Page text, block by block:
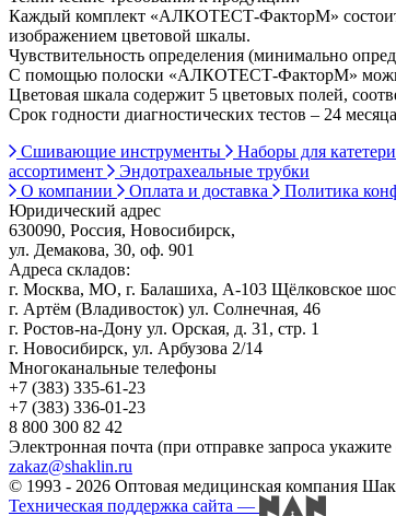
Каждый комплект «АЛКОТЕСТ-ФакторМ» состоит
изображением цветовой шкалы.
Чувствительность определения (минимально
С помощью полоски «АЛКОТЕСТ-ФакторМ» можно
Цветовая шкала содержит 5 цветовых полей,
Срок годности диагностических тестов – 24
Сшивающие инструменты
Наборы для
ассортимент
Эндотрахеальные трубки
О компании
Оплата и доставка Политика
Юридический адрес
630090, Россия, Новосибирск,
ул. Демакова, 30, оф. 901
Адреса складов:
г. Москва, МО, г. Балашиха, А-103 Щёлковское
г. Артём (Владивосток) ул. Солнечная, 46
г. Ростов-на-Дону ул. Орская, д. 31, стр. 1
г. Новосибирск, ул. Арбузова 2/14
Многоканальные телефоны
+7 (383) 335-61-23
+7 (383) 336-01-23
8 800 300 82 42
Электронная почта (при отправке запроса
zakaz@shaklin.ru
© 1993 - 2026 Оптовая медицинская компания
Техническая поддержка сайта —